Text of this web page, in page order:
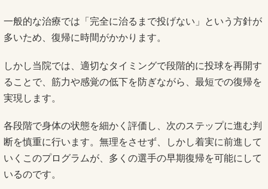
一般的な治療では「完全に治るまで投げない」という方針が
多いため、復帰に時間がかかります。
しかし当院では、適切なタイミングで段階的に投球を再開す
ることで、筋力や感覚の低下を防ぎながら、最短での復帰を
実現します。
各段階で身体の状態を細かく評価し、次のステップに進む判
断を慎重に行います。無理をさせず、しかし着実に前進して
いくこのプログラムが、多くの選手の早期復帰を可能にして
いるのです。